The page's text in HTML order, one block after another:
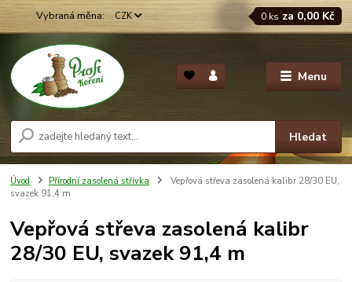
Menu
CZK
Hledat
0 ks za 0,00 Kč
Úvod Přírodní zasolená střívka
Vepřová střeva zasolená kalibr 28/30 EU,
svazek 91,4 m
Vepřová střeva zasolená kalibr
28/30 EU, svazek 91,4 m